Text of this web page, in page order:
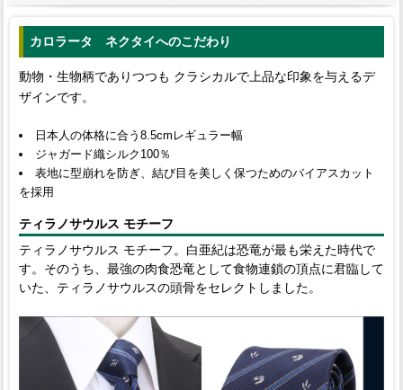
カロラータ ネクタイへのこだわり
動物・生物柄でありつつも クラシカルで上品な印象を与えるデ
ザインです。
日本人の体格に合う8.5cmレギュラー幅
ジャガード織シルク100％
表地に型崩れを防ぎ、結び目を美しく保つためのバイアスカット
を採用
ティラノサウルス モチーフ
ティラノサウルス モチーフ。白亜紀は恐竜が最も栄えた時代で
す。そのうち、最強の肉食恐竜として食物連鎖の頂点に君臨して
いた、ティラノサウルスの頭骨をセレクトしました。